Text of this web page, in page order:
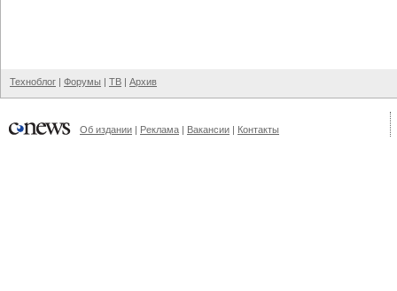
Техноблог | Форумы | ТВ | Архив
Об издании | Реклама | Вакансии | Контакты